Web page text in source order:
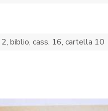
2, biblio, cass. 16, cartella 10